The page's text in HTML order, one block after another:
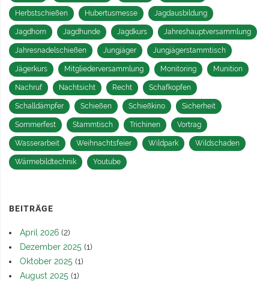
Herbstschießen Hubertusmesse Jagdausbildung
Jagdhorn Jagdhunde Jagdkurs Jahreshauptversammlung
Jahresnadelschießen Jungjäger Jungjägerstammtisch
Jägerkurs Mitgliederversammlung Monitoring Munition
Nachruf Nachtsicht Recht Schafkopfen
Schalldämpfer Schießen Schießkino Sicherheit
Sommerfest Stammtisch Trichinen Vortrag
Wasserarbeit Weihnachtsfeier Wildpark Wildschaden
Wärmebildtechnik Youtube
BEITRÄGE
April 2026 (2)
Dezember 2025 (1)
Oktober 2025 (1)
August 2025 (1)